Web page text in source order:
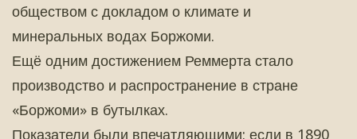
обществом с докладом о климате и
минеральных водах Боржоми.
Ещё одним достижением Реммерта стало
производство и распространение в стране
«Боржоми» в бутылках.
Показатели были впечатляющими: если в 1890